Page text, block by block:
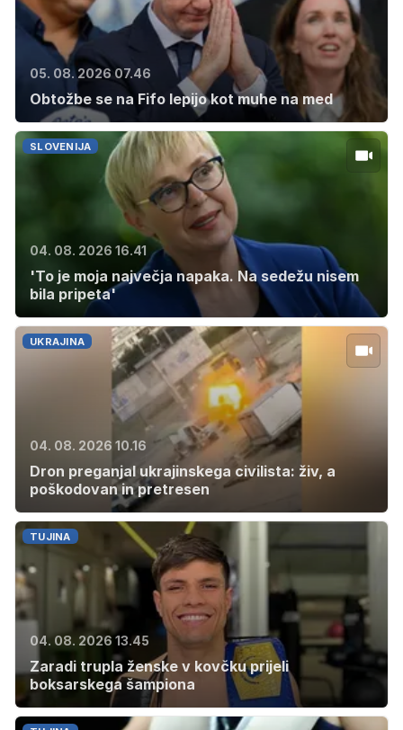
05. 08. 2026 07.46
Obtožbe se na Fifo lepijo kot muhe na med
SLOVENIJA
04. 08. 2026 16.41
'To je moja največja napaka. Na sedežu nisem
bila pripeta'
UKRAJINA
04. 08. 2026 10.16
Dron preganjal ukrajinskega civilista: živ, a
poškodovan in pretresen
TUJINA
04. 08. 2026 13.45
Zaradi trupla ženske v kovčku prijeli
boksarskega šampiona